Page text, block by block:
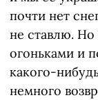
почти нет
не ставлю.
огоньками и
какого-
немного